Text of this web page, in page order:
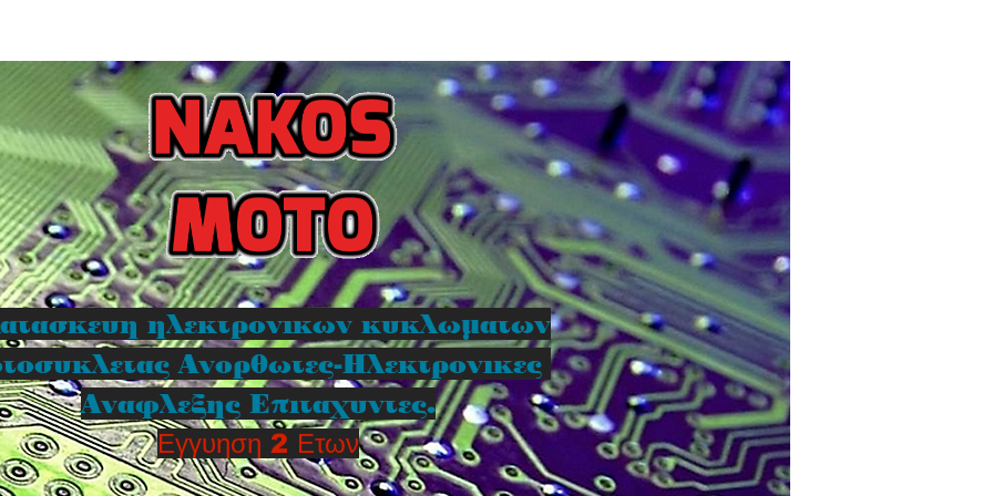
ηλεκτρονικων κυκλωματων
Ανορθωτες-Ηλεκτρονικες
Αναφλεξης Επιταχυντες.
Εγγυηση 2 Ετων